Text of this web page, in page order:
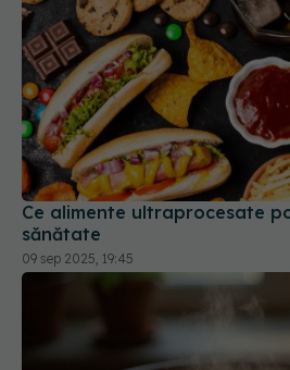
Ce alimente ultraprocesate
sănătate
09 sep 2025, 19:45